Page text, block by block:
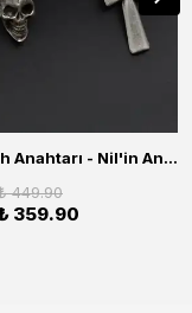
2'li Ankh Anahtarı - Nil'in Anahtarı - Kuru Kafa Erkek Kadın Kolye Seti
449.90
359.90